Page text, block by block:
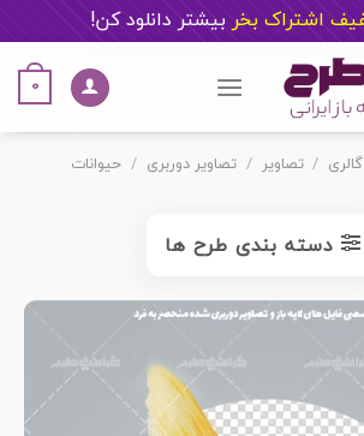
بیشتر دانلود کن!
0
گالری / تصاویر / تصاویر دوربری / حیوانات
دسته بندی طرح ها